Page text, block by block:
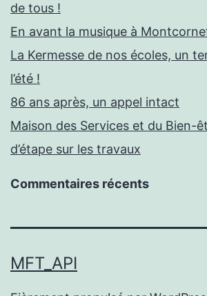
de tous !
En avant la musique à
La Kermesse de nos écoles, un
l’été !
86 ans après, un appel intact
Maison des Services et du Bien-
d’étape sur les travaux
Commentaires récents
MFT_API